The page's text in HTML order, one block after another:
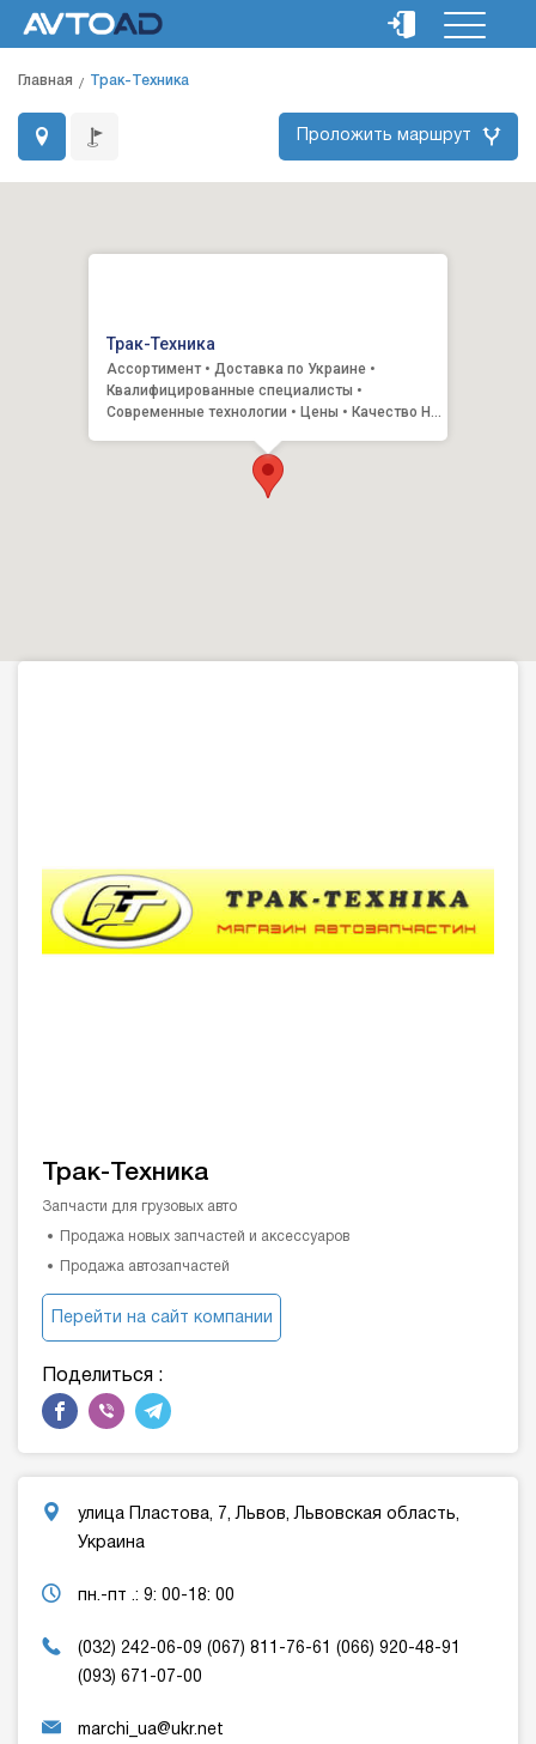
Главная Трак-Техника
Проложить маршрут
Трак-Техника
Ассортимент • Доставка по Украине •
Квалифицированные специалисты •
Современные технологии • Цены • Качество На
Трак-Техника
Запчасти для грузовых авто
Продажа новых запчастей и аксессуаров
Продажа автозапчастей
Перейти на сайт компании
Поделиться :
улица Пластова, 7, Львов, Львовская область,
Украина
пн.-пт .: 9: 00-18: 00
(032) 242-06-09 (067) 811-76-61 (066) 920-48-91
(093) 671-07-00
marchi_ua@ukr.net